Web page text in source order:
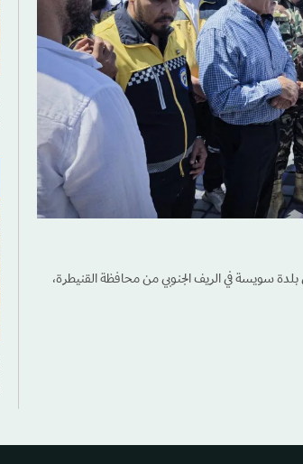
بلدة سويسة في الريف الجنوبي من محافظة القنيطرة،